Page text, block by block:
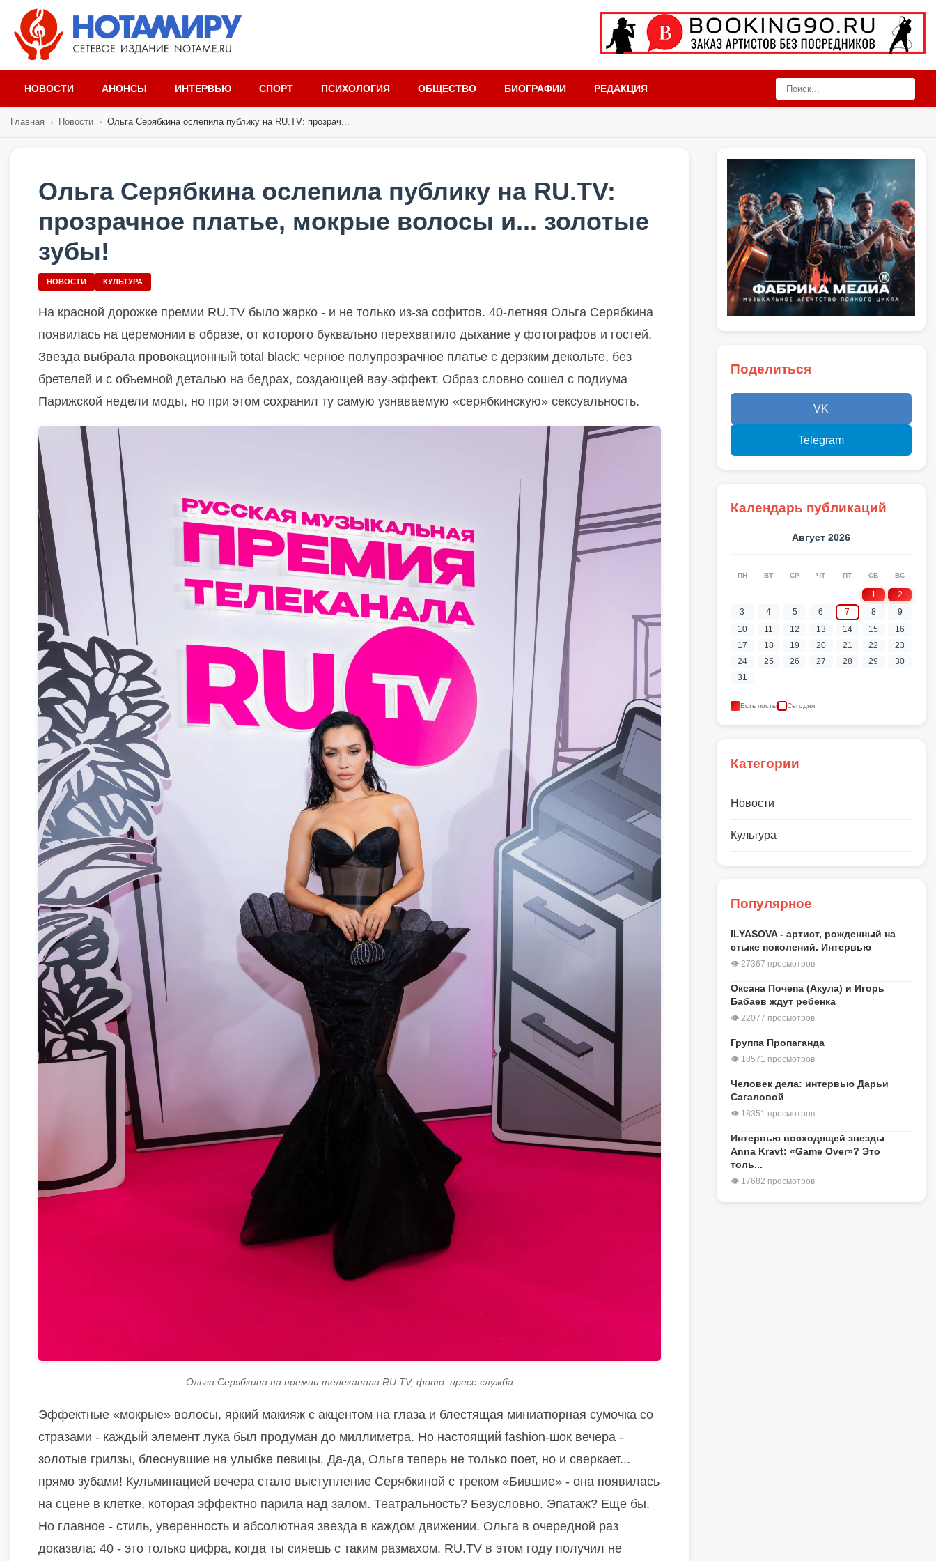
НОВОСТИ АНОНСЫ ИНТЕРВЬЮ СПОРТ ПСИХОЛОГИЯ ОБЩЕСТВО БИОГРАФИИ РЕДАКЦИЯ
Главная › Новости › Ольга Серябкина ослепила публику на RU.TV: прозрач...
Ольга Серябкина ослепила публику на RU.TV:
прозрачное платье, мокрые волосы и... золотые
зубы!
НОВОСТИ КУЛЬТУРА
На красной дорожке премии RU.TV было жарко - и не только из-за софитов. 40-летняя Ольга Серябкина
появилась на церемонии в образе, от которого буквально перехватило дыхание у фотографов и гостей.
Звезда выбрала провокационный total black: черное полупрозрачное платье с дерзким декольте, без
бретелей и с объемной деталью на бедрах, создающей вау-эффект. Образ словно сошел с подиума
Парижской недели моды, но при этом сохранил ту самую узнаваемую «серябкинскую» сексуальность.
Ольга Серябкина на премии телеканала RU.TV, фото: пресс-служба
Эффектные «мокрые» волосы, яркий макияж с акцентом на глаза и блестящая миниатюрная сумочка со
стразами - каждый элемент лука был продуман до миллиметра. Но настоящий fashion-шок вечерa -
золотые грилзы, блеснувшие на улыбке певицы. Да-да, Ольга теперь не только поет, но и сверкает...
прямо зубами! Кульминацией вечера стало выступление Серябкиной с треком «Бившие» - она появилась
на сцене в клетке, которая эффектно парила над залом. Театральность? Безусловно. Эпатаж? Еще бы.
Но главное - стиль, уверенность и абсолютная звезда в каждом движении. Ольга в очередной раз
доказала: 40 - это только цифра, когда ты сияешь с таким размахом. RU.TV в этом году получил не
Поделиться
VK
Telegram
Календарь публикаций
Август 2026
ПН ВТ СР ЧТ ПТ СБ ВС
1
2
3
4 5 6 7 8
9
10
11 12 13 14 15
16
17
18 19 20 21 22
23
24
25 26 27 28 29
30
31
Есть посты Сегодня
Категории
Новости
Культура
Популярное
ILYASOVA - артист, рожденный на
стыке поколений. Интервью
👁 27367 просмотров
Оксана Почепа (Акула) и Игорь
Бабаев ждут ребенка
👁 22077 просмотров
Группа Пропаганда
👁 18571 просмотров
Человек дела: интервью Дарьи
Сагаловой
👁 18351 просмотров
Интервью восходящей звезды
Anna Kravt: «Game Over»? Это
толь...
👁 17682 просмотров